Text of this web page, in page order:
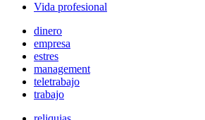
Vida profesional
dinero
empresa
estres
management
teletrabajo
trabajo